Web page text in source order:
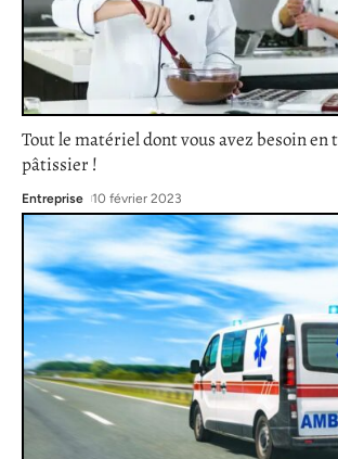
Tout le matériel dont vous avez besoin en
pâtissier !
Entreprise 10 février 2023